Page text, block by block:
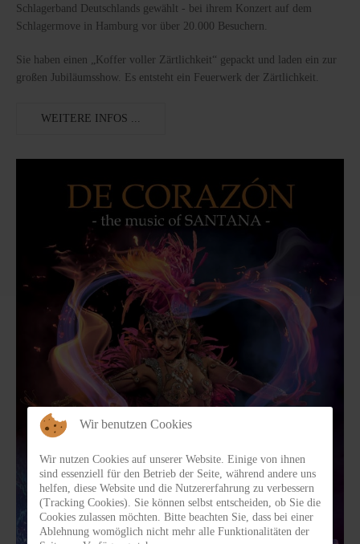
Schlagerband Deutschlands gewählt - bei ihrem Konzert auf dem
Schlagermove in Hamburg vor über 20.000 Besuchern.
Sie haben einen „Koffer voller Zärtlichkeit“ gepackt und laden ein zur
großen Jubiläumsshow. Es entsteht ein Feuerwerk der Zärtlichkeit.
WEITERE INFOS ...
Wir benutzen Cookies
Wir nutzen Cookies auf unserer Website. Einige von ihnen
sind essenziell für den Betrieb der Seite, während andere uns
helfen, diese Website und die Nutzererfahrung zu verbessern
(Tracking Cookies). Sie können selbst entscheiden, ob Sie die
Cookies zulassen möchten. Bitte beachten Sie, dass bei einer
Ablehnung womöglich nicht mehr alle Funktionalitäten der